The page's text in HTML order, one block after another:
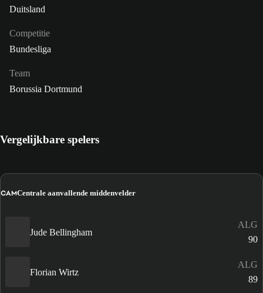
Duitsland
Competitie
Bundesliga
Team
Borussia Dortmund
Vergelijkbare spelers
CAMCentrale aanvallende middenvelder
Jude Bellingham
ALG
90
Florian Wirtz
ALG
89